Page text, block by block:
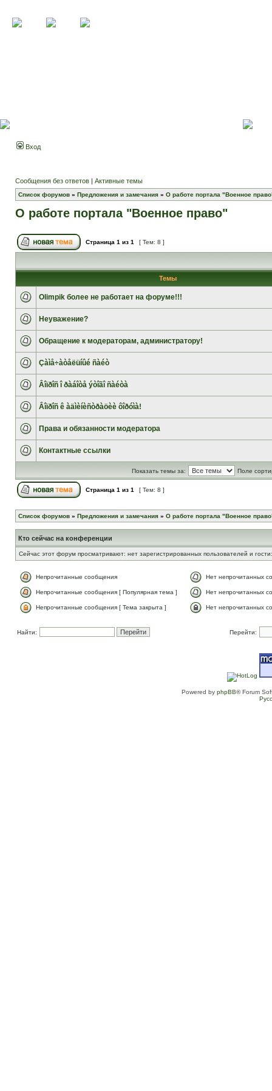
Вход
Сообщения без ответов | Активные темы
Список форумов » Предложения и замечания » О работе портала "Военное
О работе портала "Военное право"
Страница 1 из 1 [ Тем: 8 ]
Темы
Olimpik более не работает на форуме!!!
Неуважение?
Обращение к модераторам, администратору!
Çàìå÷àòåëüíûé ñàéò
Âîïðîñ î ðàáîòå ýòîãî ñàéòà
Âîïðîñ ê àäìèíèñòðàöèè ôîðóìà!
Права и обязанности модератора
Контактные ссылки
Показать темы за: Поле
Страница 1 из 1 [ Тем: 8 ]
Список форумов » Предложения и замечания » О работе портала "Военное
Кто сейчас на конференции
Сейчас этот форум просматривают: нет зарегистрированных пользователей и
Непрочитанные сообщения Нет непрочитанных
Непрочитанные сообщения [ Популярная тема ] Нет непрочитанных
Непрочитанные сообщения [ Тема закрыта ] Нет непрочитанных
Найти: Перейти:
Powered by phpBB® Forum